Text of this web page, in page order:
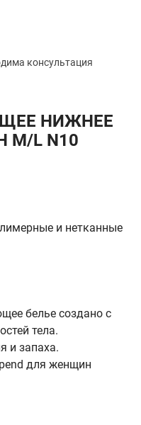
консультация
НИЖНЕЕ
L N10
и нетканные
белье создано с
тела.
и запаха.
для женщин